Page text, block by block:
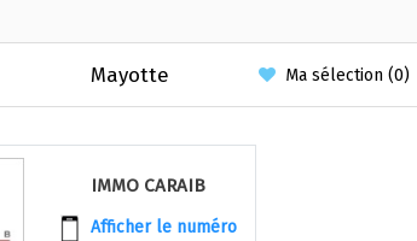
Mayotte Ma sélection (0)
IMMO CARAIB
Afficher le numéro